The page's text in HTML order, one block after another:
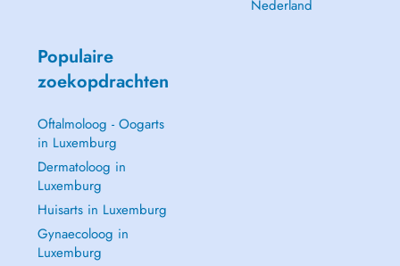
Nederland
Populaire
zoekopdrachten
Oftalmoloog - Oogarts
in Luxemburg
Dermatoloog in
Luxemburg
Huisarts in Luxemburg
Gynaecoloog in
Luxemburg